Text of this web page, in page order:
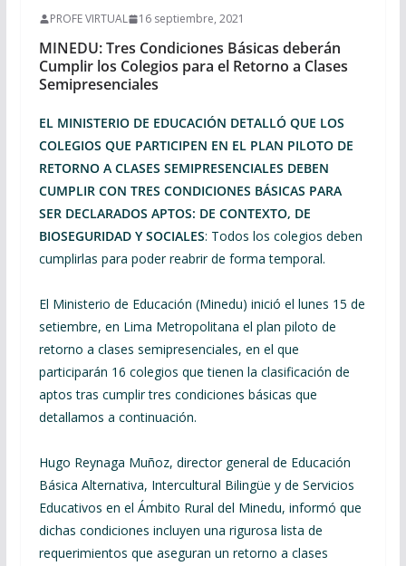
PROFE VIRTUAL 16 septiembre, 2021
MINEDU: Tres Condiciones Básicas deberán
Cumplir los Colegios para el Retorno a Clases
Semipresenciales
EL MINISTERIO DE EDUCACIÓN DETALLÓ QUE LOS
COLEGIOS QUE PARTICIPEN EN EL PLAN PILOTO DE
RETORNO A CLASES SEMIPRESENCIALES DEBEN
CUMPLIR CON TRES CONDICIONES BÁSICAS PARA
SER DECLARADOS APTOS: DE CONTEXTO, DE
BIOSEGURIDAD Y SOCIALES: Todos los colegios deben
cumplirlas para poder reabrir de forma temporal.
El Ministerio de Educación (Minedu) inició el lunes 15 de
setiembre, en Lima Metropolitana el plan piloto de
retorno a clases semipresenciales, en el que
participarán 16 colegios que tienen la clasificación de
aptos tras cumplir tres condiciones básicas que
detallamos a continuación.
Hugo Reynaga Muñoz, director general de Educación
Básica Alternativa, Intercultural Bilingüe y de Servicios
Educativos en el Ámbito Rural del Minedu, informó que
dichas condiciones incluyen una rigurosa lista de
requerimientos que aseguran un retorno a clases